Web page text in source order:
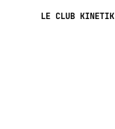
LE CLUB KINETIK